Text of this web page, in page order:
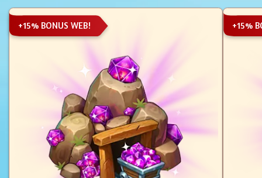
+15% BONUS WEB! +15%